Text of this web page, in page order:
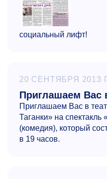
социальный лифт!
20 СЕНТЯБРЯ 2013
Приглашаем Вас
Приглашаем Вас в
Таганки» на спектакль
(комедия), который
в 19 часов.